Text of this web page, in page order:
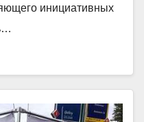
инициативных